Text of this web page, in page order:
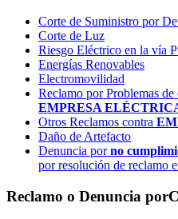
Corte de Suministro por
Corte de Luz
Riesgo Eléctrico en la vía
Energías Renovables
Electromovilidad
Reclamo por Problemas
EMPRESA
Otros Reclamos contra
Daño de Artefacto
Denuncia porno
por resolución de reclamo
Reclamo o Denuncia por